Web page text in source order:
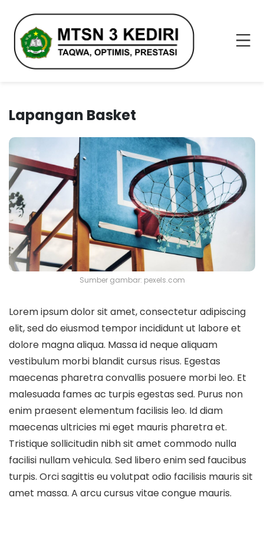
Lapangan Basket
Sumber gambar: pexels.com
Lorem ipsum dolor sit amet, consectetur adipiscing
elit, sed do eiusmod tempor incididunt ut labore et
dolore magna aliqua. Massa id neque aliquam
vestibulum morbi blandit cursus risus. Egestas
maecenas pharetra convallis posuere morbi leo. Et
malesuada fames ac turpis egestas sed. Purus non
enim praesent elementum facilisis leo. Id diam
maecenas ultricies mi eget mauris pharetra et.
Tristique sollicitudin nibh sit amet commodo nulla
facilisi nullam vehicula. Sed libero enim sed faucibus
turpis. Orci sagittis eu volutpat odio facilisis mauris sit
amet massa. A arcu cursus vitae congue mauris.